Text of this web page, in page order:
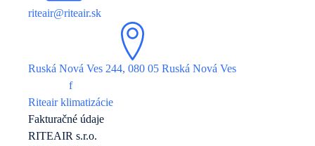
riteair@riteair.sk
Ruská Nová Ves 244, 080 05 Ruská Nová Ves
f
Riteair klimatizácie
Fakturačné údaje
RITEAIR s.r.o.